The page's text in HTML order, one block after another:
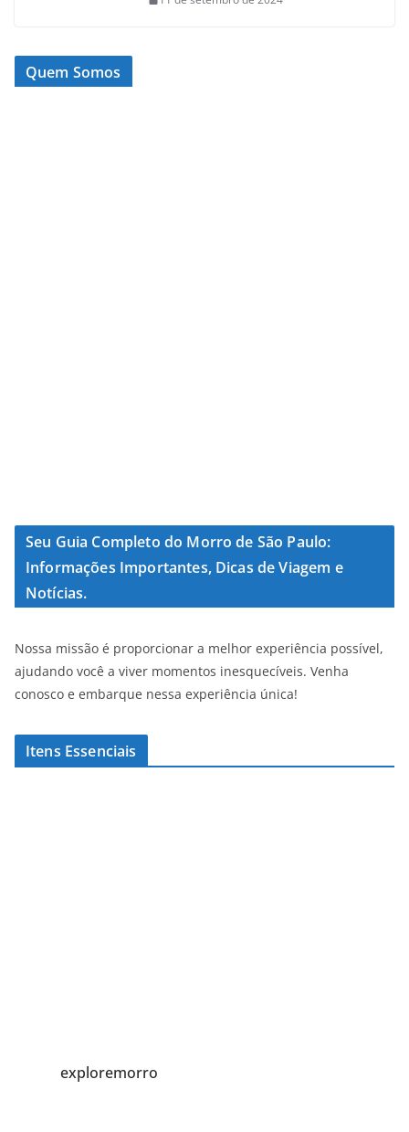
Quem Somos
Seu Guia Completo do Morro de São Paulo:
Informações Importantes, Dicas de Viagem e
Notícias.
Nossa missão é proporcionar a melhor experiência possível,
ajudando você a viver momentos inesquecíveis. Venha
conosco e embarque nessa experiência única!
Itens Essenciais
exploremorro